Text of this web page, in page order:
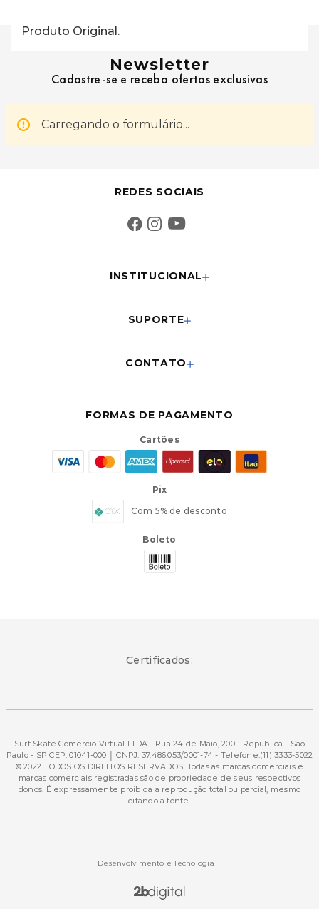
Produto Original.
Newsletter
Cadastre-se e receba ofertas exclusivas
Carregando o formulário...
REDES SOCIAIS
INSTITUCIONAL
SUPORTE
CONTATO
FORMAS DE PAGAMENTO
Cartões
Pix
Com 5% de desconto
Boleto
Certificados:
Surf Skate Comercio Virtual LTDA - Rua 24 de Maio, 200 - Republica - São
Paulo - SP CEP: 01041-000 │ CNPJ: 37.486.053/0001-74 - Telefone:(11) 3333-5022
© 2022 TODOS OS DIREITOS RESERVADOS. Todas as marcas comerciais e
marcas comerciais registradas são de propriedade de seus respectivos
donos. É expressamente proibida a reprodução total ou parcial, mesmo
citando a fonte.
Desenvolvimento e Tecnologia